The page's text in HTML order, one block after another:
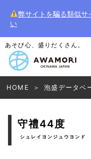
弊サイトを騙る類似サ
い
あそび心、盛りだくさん。
HOME 泡盛データベ
守禮44度
シュレイヨンジュウヨンド